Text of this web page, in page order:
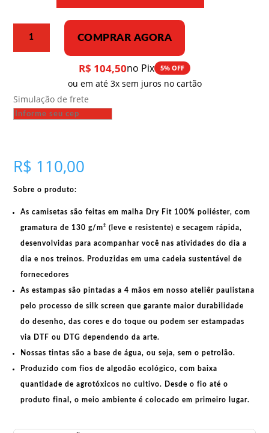
de
perto
Mao
avance
com
coragem
COMPRAR AGORA
R$ 104,50no Pix 5% OFF
ou em até 3x sem juros no cartão
Simulação de frete
R$ 110,00
Sobre o produto:
As camisetas são feitas emmalha Dry Fit 100% poliéster, com
gramatura de 130 g/m² (leve e resistente) esecagem rápida,
desenvolvidas para acompanhar você nas atividades do dia a
dia e nos treinos. Produzidas em umacadeia sustentável de
fornecedores
As estampas são pintadas a 4 mãos em nosso ateliêr paulistana
pelo processo de silk screen que garante maior durabilidade
do desenho, das cores e do toque ou podem ser estampadas
via DTF ou DTG dependendo da arte.
Nossas tintas são a base de água, ou seja, sem o petrolão.
Produzido com fios de algodão ecológico, com baixa
quantidade de agrotóxicos no cultivo. Desde o fio até o
produto final, o meio ambiente é colocado em primeiro lugar.